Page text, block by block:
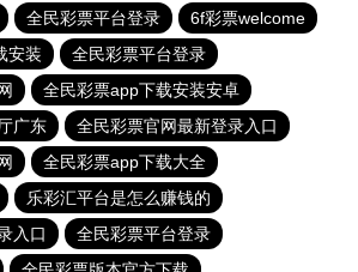
全民彩票平台登录
6f彩票welcome
安装
全民彩票平台登录
全民彩票app下载安装安卓
广东
全民彩票官网最新登录入口
全民彩票app下载大全
乐彩汇平台是怎么赚钱的
入口
全民彩票平台登录